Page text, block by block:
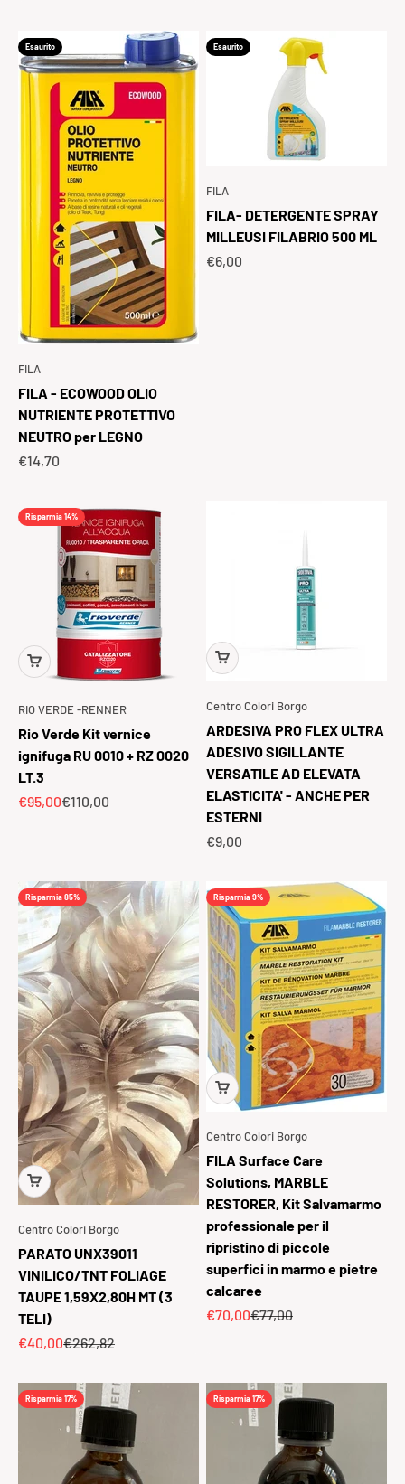
Esaurito
FILA
FILA - ECOWOOD OLIO
NUTRIENTE PROTETTIVO
NEUTRO per LEGNO
Prezzo scontato
€14,70
Esaurito
FILA
FILA- DETERGENTE SPRAY
MILLEUSI FILABRIO 500 ML
Prezzo scontato
€6,00
Risparmia 14%
RIO VERDE -RENNER
Rio Verde Kit vernice
ignifuga RU 0010 + RZ 0020
LT.3
Prezzo scontato
€95,00Prezzo
€110,00
Centro Colori Borgo
ARDESIVA PRO FLEX ULTRA
ADESIVO SIGILLANTE
VERSATILE AD ELEVATA
ELASTICITA' - ANCHE PER
ESTERNI
Prezzo scontato
€9,00
Risparmia 85%
Centro Colori Borgo
PARATO UNX39011
VINILICO/TNT FOLIAGE
TAUPE 1,59X2,80H MT (3
TELI)
Prezzo scontato
€40,00Prezzo
€262,82
Risparmia 9%
Centro Colori Borgo
FILA Surface Care
Solutions, MARBLE
RESTORER, Kit Salvamarmo
professionale per il
ripristino di piccole
superfici in marmo e pietre
calcaree
Prezzo scontato
€70,00Prezzo
€77,00
Risparmia 17% Risparmia 17%